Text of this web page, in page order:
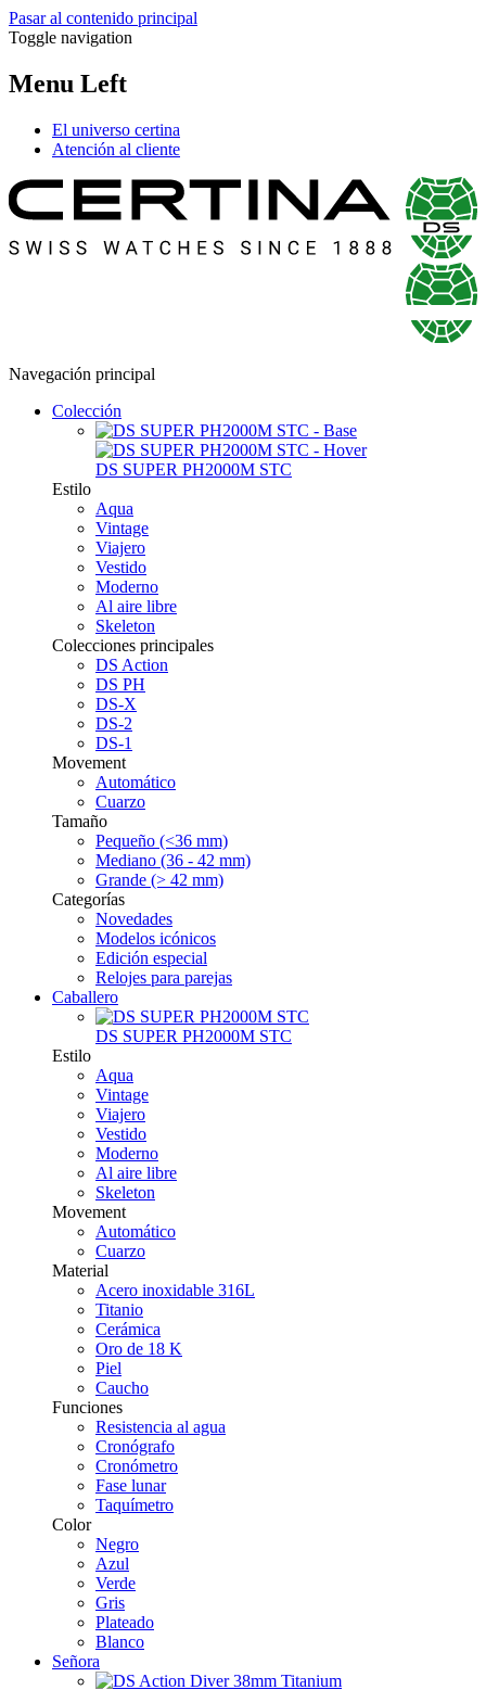
Pasar al contenido principal
Toggle navigation
Menu Left
El universo certina
Atención al cliente
Navegación principal
Colección
DS SUPER PH2000M STC
Estilo
Aqua
Vintage
Viajero
Vestido
Moderno
Al aire libre
Skeleton
Colecciones principales
DS Action
DS PH
DS-X
DS-2
DS-1
Movement
Automático
Cuarzo
Tamaño
Pequeño (<36 mm)
Mediano (36 - 42 mm)
Grande (> 42 mm)
Categorías
Novedades
Modelos icónicos
Edición especial
Relojes para parejas
Caballero
DS SUPER PH2000M STC
Estilo
Aqua
Vintage
Viajero
Vestido
Moderno
Al aire libre
Skeleton
Movement
Automático
Cuarzo
Material
Acero inoxidable 316L
Titanio
Cerámica
Oro de 18 K
Piel
Caucho
Funciones
Resistencia al agua
Cronógrafo
Cronómetro
Fase lunar
Taquímetro
Color
Negro
Azul
Verde
Gris
Plateado
Blanco
Señora